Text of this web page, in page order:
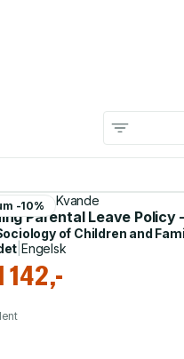
Changing Face of
-10%Elin Kvande
Parental Leave
of Children and
|Engelsk
142,-